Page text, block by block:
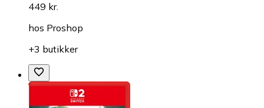
449 kr.
hos Proshop
+3 butikker